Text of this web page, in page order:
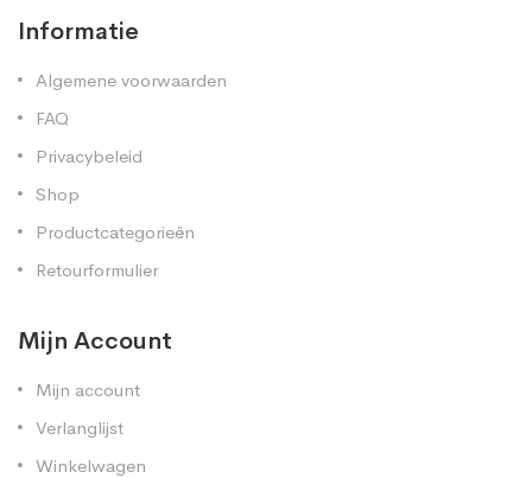
Informatie
Algemene voorwaarden
FAQ
Privacybeleid
Shop
Productcategorieën
Retourformulier
Mijn Account
Mijn account
Verlanglijst
Winkelwagen